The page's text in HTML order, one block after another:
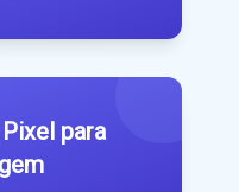
para